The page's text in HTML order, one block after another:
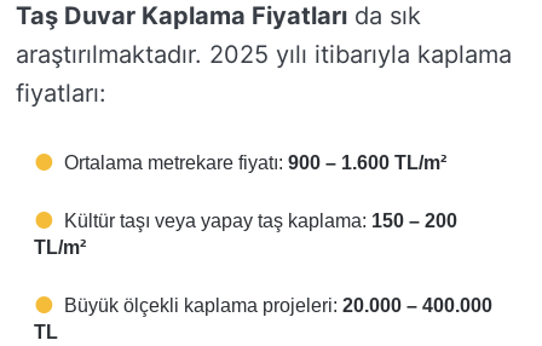
Taş Duvar Kaplama Fiyatları da sık
araştırılmaktadır. 2025 yılı itibarıyla kaplama
fiyatları:
Ortalama metrekare fiyatı: 900 – 1.600 TL/m²
Kültür taşı veya yapay taş kaplama: 150 – 200
TL/m²
Büyük ölçekli kaplama projeleri: 20.000 – 400.000
TL